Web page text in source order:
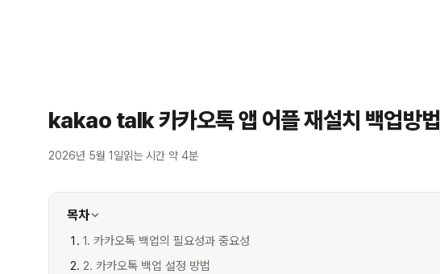
kakao talk 카카오톡 앱 어플 재설치 백업방법
2026년 5월 1일읽는 시간 약 4분
목차
1. 카카오톡 백업의 필요성과 중요성
2. 카카오톡 백업 설정 방법